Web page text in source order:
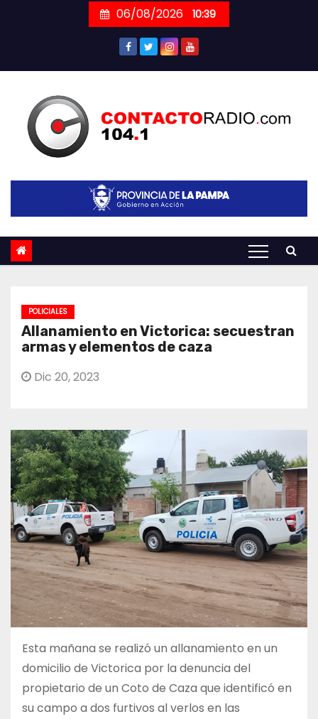
06/08/2026 10:39
POLICIALES
Allanamiento en Victorica: secuestran
armas y elementos de caza
Dic 20, 2023
Esta mañana se realizó un allanamiento en un
domicilio de Victorica por la denuncia del
propietario de un Coto de Caza que identificó en
su campo a dos furtivos al verlos en las